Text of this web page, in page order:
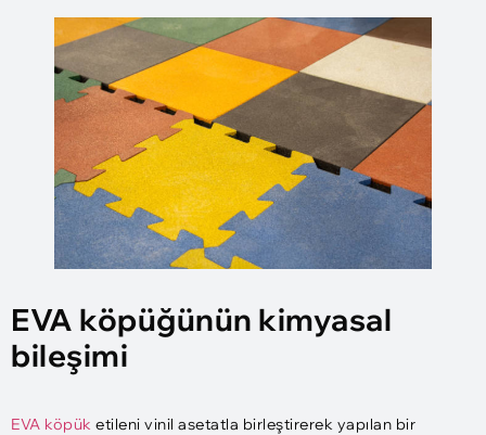
EVA köpüğünün kimyasal
bileşimi
EVA köpük etileni vinil asetatla birleştirerek yapılan bir